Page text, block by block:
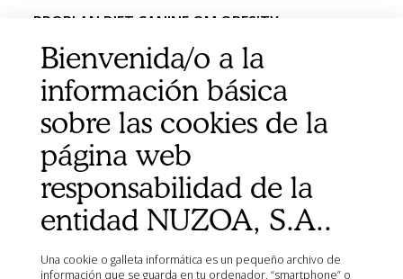
PROPLAN DIET CANINE OM OBESITY
Bienvenida/o a la
información básica
sobre las cookies de la
página web
responsabilidad de la
entidad NUZOA, S.A..
Una cookie o galleta informática es un pequeño archivo de
información que se guarda en tu ordenador, “smartphone” o